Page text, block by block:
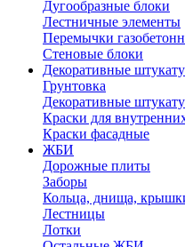
Дугообразные блоки
Лестничные элементы
Перемычки
Стеновые блоки
Декоративные
Грунтовка
Декоративные
Краски для
Краски фасадные
ЖБИ
Дорожные плиты
Заборы
Кольца, днища,
Лестницы
Лотки